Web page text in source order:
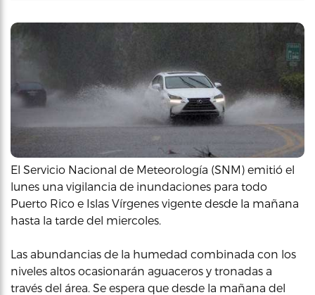
El Servicio Nacional de Meteorología (SNM) emitió el
lunes una vigilancia de inundaciones para todo
Puerto Rico e Islas Vírgenes vigente desde la mañana
hasta la tarde del miercoles.
Las abundancias de la humedad combinada con los
niveles altos ocasionarán aguaceros y tronadas a
través del área. Se espera que desde la mañana del